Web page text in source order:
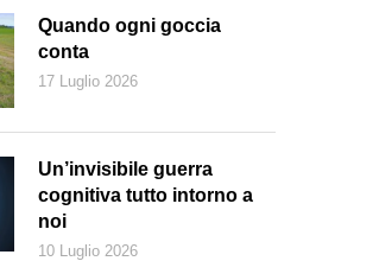
Quando ogni goccia
conta
17 Luglio 2026
Un’invisibile guerra
cognitiva tutto intorno a
noi
10 Luglio 2026